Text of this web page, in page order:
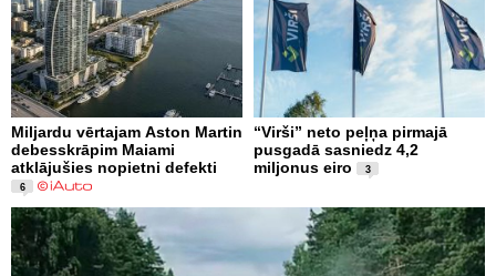
Miljardu vērtajam Aston Martin
debesskrāpim Maiami
atklājušies nopietni defekti
6
“Virši” neto peļņa pirmajā
pusgadā sasniedz 4,2
miljonus eiro
3